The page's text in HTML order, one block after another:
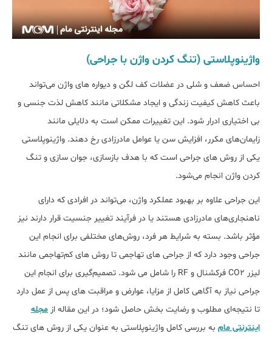
واژینوپلاستی (تنگ کردن واژن با جراحی)
احساس ضعف و شلی در عضلات کف لگن و دیواره ‌های واژن می‌تواند
باعث کاهش کیفیت زندگی و ایجاد مشکلاتی مانند کاهش لذت جنسی و
بی ‌اختیاری ادرار شود. این تغییرات ممکن است به دلایلی مانند
زایمان‌های مکرر، افزایش سن یا عوامل مادرزادی رخ دهند. واژینوپلاستی
یکی از روش ‌های جراحی است که با هدف بازسازی، جوان ‌سازی و تنگ
کردن واژن انجام می‌شود.
این جراحی علاوه بر بهبود عملکرد واژن، می‌‌تواند در افرادی که دارای
ناهنجاری‌های مادرزادی هستند یا در فرآیند تغییر جنسیت قرار دارند نیز
مؤثر باشد. بسته به شرایط هر فرد، روش‌های مختلفی برای انجام این
جراحی وجود دارد که از جراحی‌ های تهاجمی تا روش‌ های کم‌تهاجمی مانند
لیزر CO2 فرکشنال و RF را شامل می ‌شود. تصمیم‌گیری برای انجام این
جراحی نیاز به آگاهی کامل از مزایا، عوارض و مراقبت‌ های پس از عمل دارد
تا نتیجه‌ای مطلوب و رضایت ‌بخش حاصل شود؛ در این مقاله از مجله
اینترنتی مام به بررسی کامل واژینوپلاستی به عنوان یکی از روش های تنگ